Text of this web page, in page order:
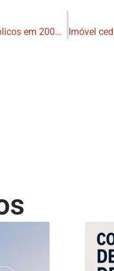
Mesmo antes da mudança na Lei de Registros Públicos em 2004, é possível usucapião de imóvel com cláusula de inalienabilidade